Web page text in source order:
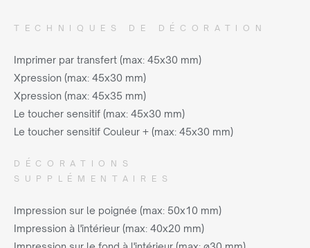
TECHNIQUES DE DÉCORATION
Imprimer par transfert (max: 45x30 mm)
Xpression (max: 45x30 mm)
Xpression (max: 45x35 mm)
Le toucher sensitif (max: 45x30 mm)
Le toucher sensitif Couleur + (max: 45x30 mm)
DÉCORATIONS
SUPPLÉMENTAIRES
Impression sur le poignée (max: 50x10 mm)
Impression à l'intérieur (max: 40x20 mm)